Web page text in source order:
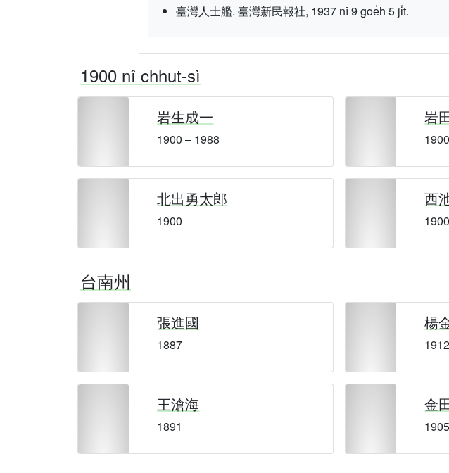
臺灣人士艦. 臺灣新民報社, 1937 nî 9 goe̍h 5 ji̍t.
1900 nî chhut-sì
岩生成一
1900 – 1988
岩
1900
北出勇太郎
1900
西
1900
台南州
張進國
1887
楊
1912
王滄海
1891
金
1905